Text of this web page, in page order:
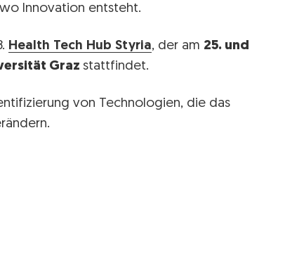
Innovation entsteht.
Health Tech Hub Styria, der am 25. und
Graz stattfindet.
von Technologien, die das